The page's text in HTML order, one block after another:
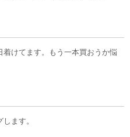
けてます。もう一本買おうか悩
ます。